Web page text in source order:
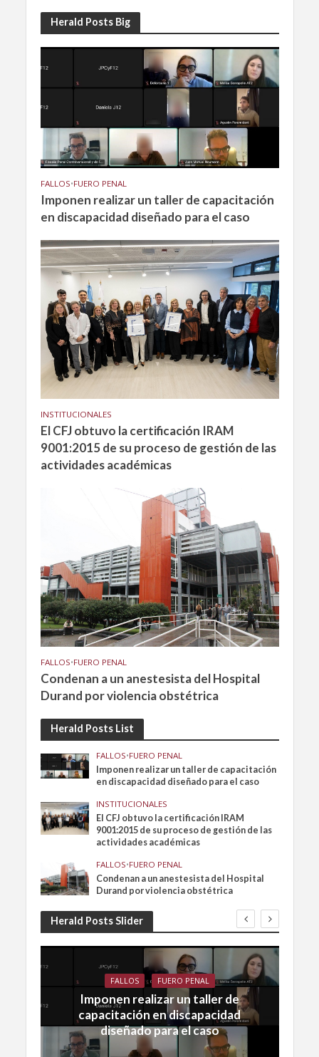
Herald Posts Big
FALLOS•FUERO PENAL
Imponen realizar un taller de capacitación
en discapacidad diseñado para el caso
INSTITUCIONALES
El CFJ obtuvo la certificación IRAM
9001:2015 de su proceso de gestión de las
actividades académicas
FALLOS•FUERO PENAL
Condenan a un anestesista del Hospital
Durand por violencia obstétrica
Herald Posts List
FALLOS•FUERO PENAL
Imponen realizar un taller de capacitación
en discapacidad diseñado para el caso
INSTITUCIONALES
El CFJ obtuvo la certificación IRAM
9001:2015 de su proceso de gestión de las
actividades académicas
FALLOS•FUERO PENAL
Condenan a un anestesista del Hospital
Durand por violencia obstétrica
Herald Posts Slider
FALLOS FUERO PENAL
Imponen realizar un taller de
capacitación en discapacidad
diseñado para el caso